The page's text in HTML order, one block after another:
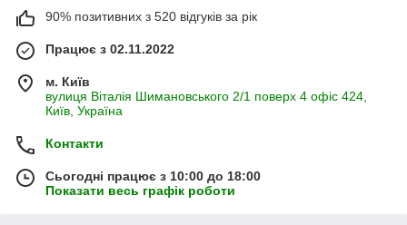
90% позитивних з 520 відгуків за рік
Працює з 02.11.2022
м. Київ
вулиця Віталія Шимановського 2/1 поверх 4 офіс 424,
Київ, Україна
Контакти
Сьогодні працює з 10:00 до 18:00
Показати весь графік роботи